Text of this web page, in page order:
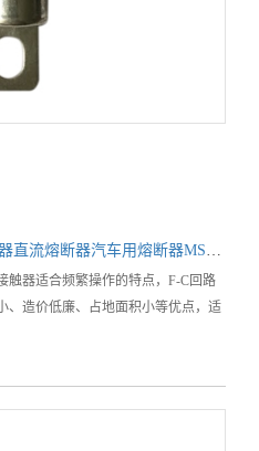
直流熔断器汽车用熔断器MSD用熔断器
触器适合频繁操作的特点，F-C回路
、造价低廉、占地面积小等优点，适
频繁操作负荷使用，西安熔断器厂家
回路